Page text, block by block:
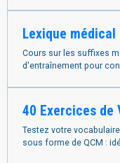
Lexique
Cours sur les suffixes
d'entraînement pour
40 Exercices de
Testez votre
sous forme de QCM :